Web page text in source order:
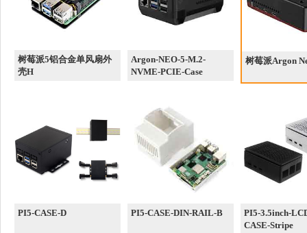
树莓派5铝合金单风扇外
壳H
Argon-NEO-5-M.2-
NVME-PCIE-Case
树莓派Argon
PI5-CASE-D PI5-CASE-DIN-RAIL-B
PI5-3.5inch-
CASE-Stripe